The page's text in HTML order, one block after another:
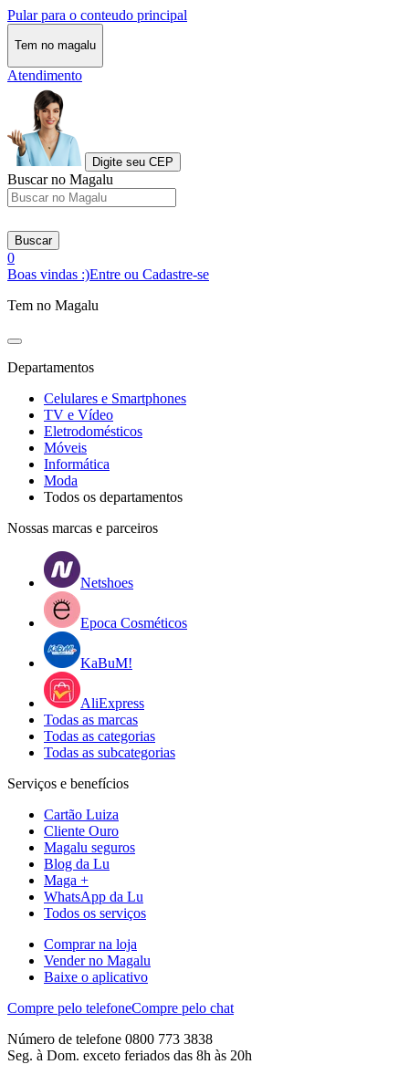
Pular para o conteudo principal
Tem no magalu
Atendimento
Digite seu CEP
Buscar no Magalu
Buscar
0
Boas vindas :)Entre ou Cadastre-se
Tem no Magalu
Departamentos
Celulares e Smartphones
TV e Vídeo
Eletrodomésticos
Móveis
Informática
Moda
Todos os departamentos
Nossas marcas e parceiros
Netshoes
Epoca Cosméticos
KaBuM!
AliExpress
Todas as marcas
Todas as categorias
Todas as subcategorias
Serviços e benefícios
Cartão Luiza
Cliente Ouro
Magalu seguros
Blog da Lu
Maga +
WhatsApp da Lu
Todos os serviços
Comprar na loja
Vender no Magalu
Baixe o aplicativo
Compre pelo telefoneCompre pelo chat
Número de telefone 0800 773 3838
Seg. à Dom. exceto feriados das 8h às 20h